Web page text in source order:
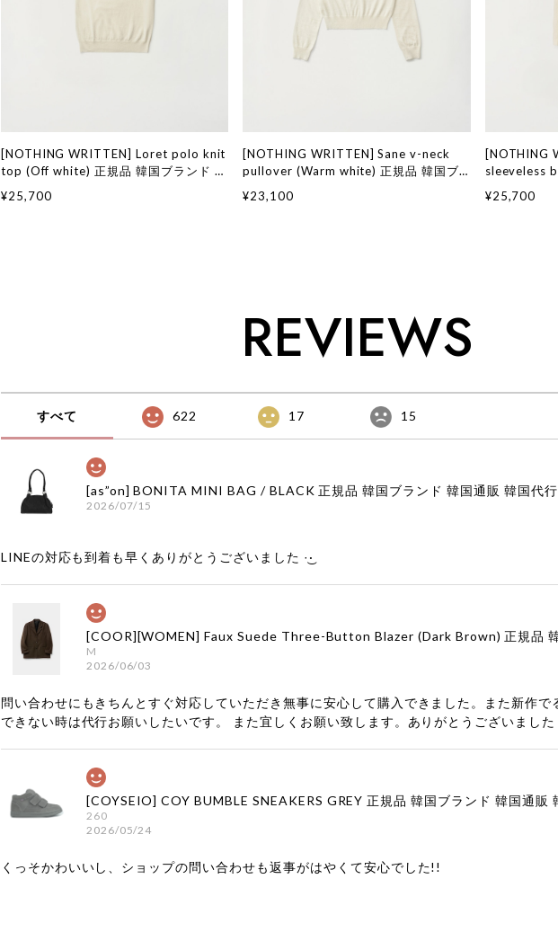
[NOTHING WRITTEN] Loret polo knit
top (Off white) 正規品 韓国ブランド 韓
シングリトゥン 日本 店舗
¥25,700
[NOTHING WRITTEN] Sane v-neck
pullover (Warm white) 正規品 韓国ブ
ョン ナッシングリトゥン 日本 店舗
¥23,100
[NOTHING
sleeveless
ファッショ
¥25,700
REVIEWS
すべて 622 17 15
2026/07/15
LINEの対応も到着も早くありがとうございました‪ ·͜·
M
2026/06/03
問い合わせにもきちんとすぐ対応していただき無事に安心して購入できました。また新作で
できない時は代行お願いしたいです。 また宜しくお願い致します。ありがとうございました
260
2026/05/24
くっそかわいいし、ショップの問い合わせも返事がはやくて安心でした!!